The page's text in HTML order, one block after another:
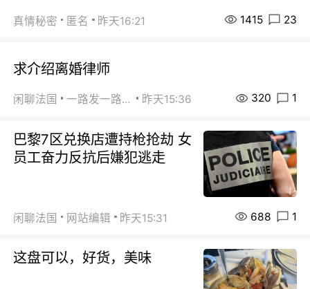
真情秘密 匿名 昨天16:21 1415 23
求介绍离婚律师
闲聊法国 一路发一路发 昨天15:36 320 1
巴黎7区兑换店遭持枪抢劫 女
员工奋力反抗后嫌犯逃走
闲聊法国 网站编辑 昨天15:31 688 1
这盘可以，好货，美味